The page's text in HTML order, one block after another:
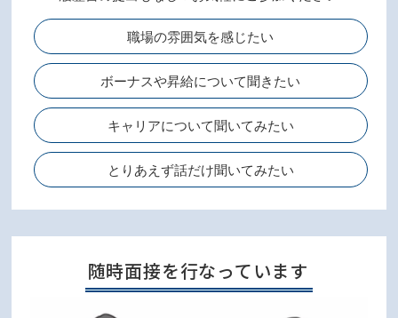
職場の雰囲気を感じたい
ボーナスや昇給について聞きたい
キャリアについて聞いてみたい
とりあえず話だけ聞いてみたい
随時面接を行なっています